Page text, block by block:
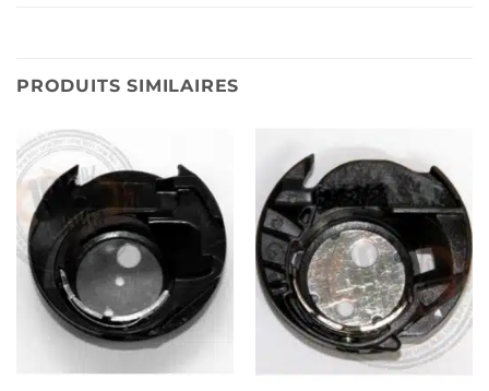
PRODUITS SIMILAIRES